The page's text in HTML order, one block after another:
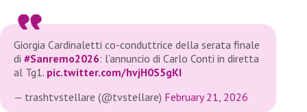
Giorgia Cardinaletti co-conduttrice della serata finale
di #Sanremo2026: l’annuncio di Carlo Conti in diretta
al Tg1. pic.twitter.com/hvjH0S5gKI
— trashtvstellare (@tvstellare) February 21, 2026